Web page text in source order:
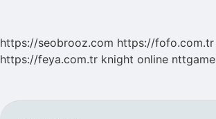
https://seobrooz.com https://fofo.com.tr
https://feya.com.tr knight online nttgame